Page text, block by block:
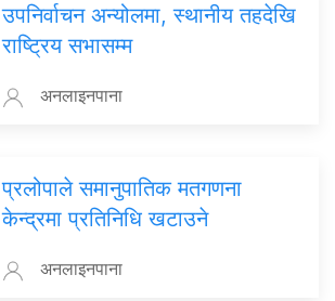
उपनिर्वाचन अन्योलमा, स्थानीय तहदेखि
राष्ट्रिय सभासम्म
अनलाइनपाना
प्रलोपाले समानुपातिक मतगणना
केन्द्रमा प्रतिनिधि खटाउने
अनलाइनपाना